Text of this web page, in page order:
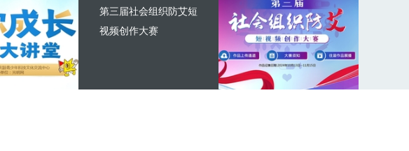
第三届社会组织防艾短
视频创作大赛